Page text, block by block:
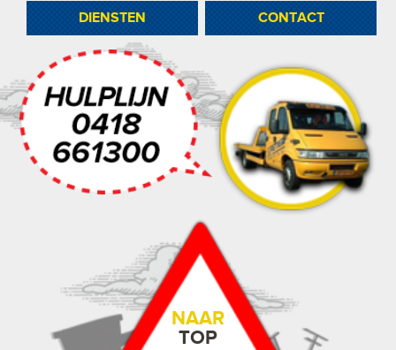
DIENSTEN CONTACT
NAAR
TOP